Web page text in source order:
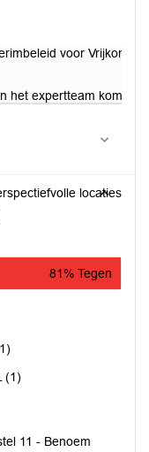
voor
het expertteam komen.
81% Tegen
(1)
11 - Benoem